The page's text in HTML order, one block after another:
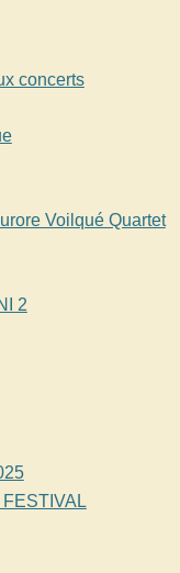
concerts
Voilqué Quartet
2